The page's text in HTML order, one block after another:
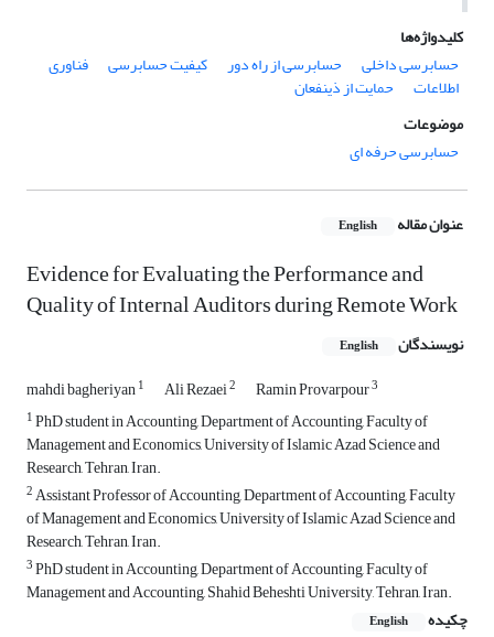
کلیدواژه‌ها
حسابرسی داخلی
حسابرسی از راه دور کیفیت حسابرسی فناوری
اطلاعات
حمایت از ذینفعان
موضوعات
حسابرسی حرفه ای
عنوان مقاله English
Evidence for Evaluating the Performance and
Quality of Internal Auditors during Remote Work
نویسندگان English
mahdi bagheriyan1 Ali Rezaei2 Ramin Provarpour3
1PhD student in Accounting, Department of Accounting, Faculty of
Management and Economics, University of Islamic Azad Science and
Research, Tehran, Iran.
2Assistant Professor of Accounting, Department of Accounting, Faculty
of Management and Economics, University of Islamic Azad Science and
Research, Tehran, Iran.
3PhD student in Accounting, Department of Accounting, Faculty of
Management and Accounting, Shahid Beheshti University, Tehran, Iran.
چکیده
English